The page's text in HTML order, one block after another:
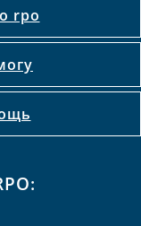
rpo